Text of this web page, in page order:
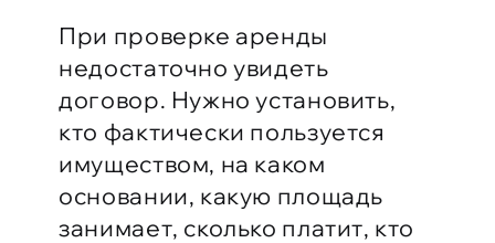
При проверке аренды
недостаточно увидеть
договор. Нужно установить,
кто фактически пользуется
имуществом, на каком
основании, какую площадь
занимает, сколько платит, кто